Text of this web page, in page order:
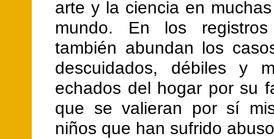
arte y la ciencia en
mundo. En los registros
también abundan los
descuidados, débiles y
echados del hogar por su
que se valieran por sí
niños que han sufrido